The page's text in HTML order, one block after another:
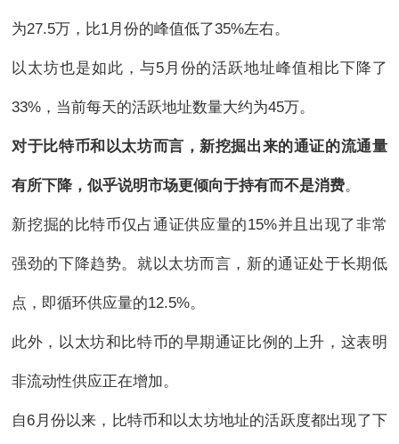
为27.5万，比1月份的峰值低了35%左右。
以太坊也是如此，与5月份的活跃地址峰值相比下降了
33%，当前每天的活跃地址数量大约为45万。
对于比特币和以太坊而言，新挖掘出来的通证的流通量
有所下降，似乎说明市场更倾向于持有而不是消费。
新挖掘的比特币仅占通证供应量的15%并且出现了非常
强劲的下降趋势。就以太坊而言，新的通证处于长期低
点，即循环供应量的12.5%。
此外，以太坊和比特币的早期通证比例的上升，这表明
非流动性供应正在增加。
自6月份以来，比特币和以太坊地址的活跃度都出现了下